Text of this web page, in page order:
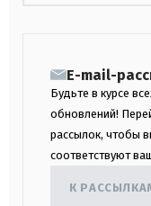
E-mail-
Будьте в курсе
обновлений!
рассылок, чтобы
соответствуют
К